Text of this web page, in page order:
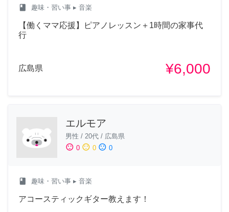
class 趣味・習い事 ▸ 音楽
【働くママ応援】ピアノレッスン＋1時間の家事代
行
広島県 ¥6,000
エルモア
男性 / 20代 / 広島県
sentiment_satisfied 0 sentiment_neutral 0 sentiment_dissatisfied 0
class 趣味・習い事 ▸ 音楽
アコースティックギター教えます！